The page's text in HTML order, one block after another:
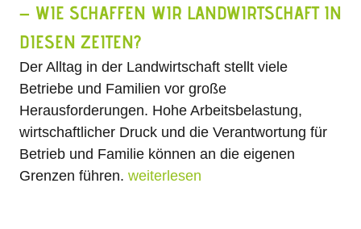
– WIE SCHAFFEN WIR LANDWIRTSCHAFT IN
DIESEN ZEITEN?
Der Alltag in der Landwirtschaft stellt viele
Betriebe und Familien vor große
Herausforderungen. Hohe Arbeitsbelastung,
wirtschaftlicher Druck und die Verantwortung für
Betrieb und Familie können an die eigenen
Grenzen führen. weiterlesen